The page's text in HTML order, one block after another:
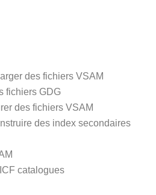
des fichiers VSAM
fichiers GDG
des fichiers VSAM
des index secondaires
catalogues